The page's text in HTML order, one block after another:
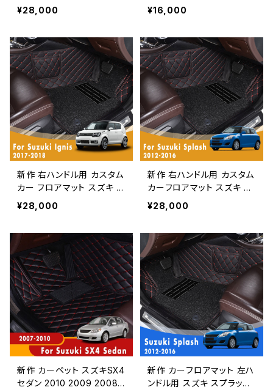
クロス 2017 2016 2015 2
014 ダブルレイヤーワイヤ
ペダルスタイリングカーペッ
ト
¥28,000
クロス 2017 2016 2015 2
014 オートアクセサリーイン
ペットレザーラグ
¥16,000
新作 右ハンドル用 カスタム
カー フロアマット スズキ イ
グニス 2018 2017 ダブルレ
イヤーワイヤーループフット
ースタイリングカーペットカ
バー
¥28,000
新作 右ハンドル用 カスタム
カーフロアマット スズキ ス
プラッシュ 2016 2015 201
4 2013 2012 ダブルレイヤ
セサリーフットペダルカーペ
ット
¥28,000
新作 カーペット スズキSX4
セダン 2010 2009 2008
新作 カーフロアマット 左ハ
ンドル用 スズキ スプラッシ